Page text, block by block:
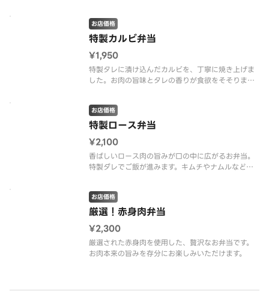
特製カルビ弁当
お店価格
¥1,950
特製タレに漬け込んだカルビを、丁寧に焼き上げま
した。お肉の旨味とタレの香りが食欲をそそりま
い。
特製ロース弁当
お店価格
¥2,100
香ばしいロース肉の旨みが口の中に広がるお弁当。
特製ダレでご飯が進みます。キムチやナムルなど、
厳選！赤身肉弁当
お店価格
¥2,300
厳選された赤身肉を使用した、贅沢なお弁当です。
お肉本来の旨みを存分にお楽しみいただけます。